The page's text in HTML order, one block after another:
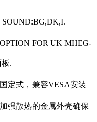
FOR UK MHEG-
.
定式，兼容VESA安装
强散热的金属外壳确保